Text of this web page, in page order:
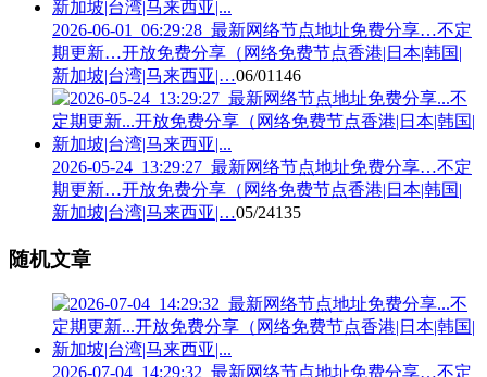
2026-06-01_06:29:28_最新网络节点地址免费分享…不定
期更新…开放免费分享（网络免费节点香港|日本|韩国|
新加坡|台湾|马来西亚|…06/01 146
2026-05-24_13:29:27_最新网络节点地址免费分享…不定
期更新…开放免费分享（网络免费节点香港|日本|韩国|
新加坡|台湾|马来西亚|…05/24135
随机文章
2026-07-04_14:29:32_最新网络节点地址免费分享…不定